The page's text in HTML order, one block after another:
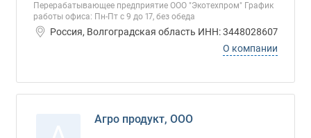
Перерабатывающее предприятие ООО "Экотехпром" График
работы офиса: Пн-Пт с 9 до 17, без обеда
Россия, Волгоградская область ИНН: 3448028607
О компании
Агро продукт, ООО